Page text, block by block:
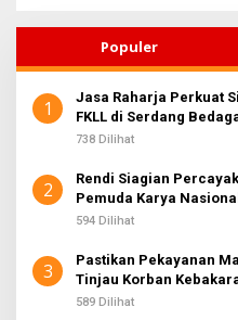
Populer
1
Jasa Raharja Perkuat
FKLL di Serdang
738 Dilihat
2
Rendi Siagian
Pemuda Karya
Sembiring
594 Dilihat
3
Pastikan Pekayanan
Tinjau Korban
589 Dilihat